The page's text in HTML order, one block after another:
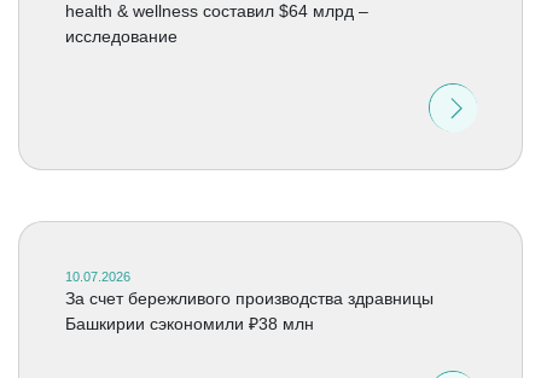
health & wellness составил $64 млрд –
исследование
10.07.2026
За счет бережливого производства здравницы
Башкирии сэкономили ₽38 млн